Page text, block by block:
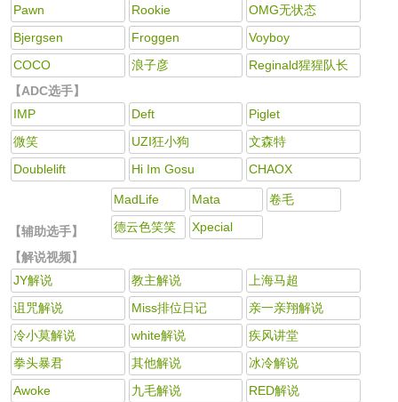
Pawn Rookie
OMG无状态
Bjergsen
Froggen
Voyboy
COCO
浪子彦
Reginald猩猩队长
【ADC选手】
IMP
Deft
Piglet
微笑
UZI狂小狗
文森特
Doublelift
Hi Im Gosu CHAOX
【辅助选手】
MadLife Mata
卷毛
德云色笑笑
Xpecial
【解说视频】
JY解说
教主解说
上海马超
诅咒解说
Miss排位日记
亲一亲翔解说
冷小莫解说
white解说
疾风讲堂
拳头暴君
其他解说
冰冷解说
Awoke
九毛解说
RED解说